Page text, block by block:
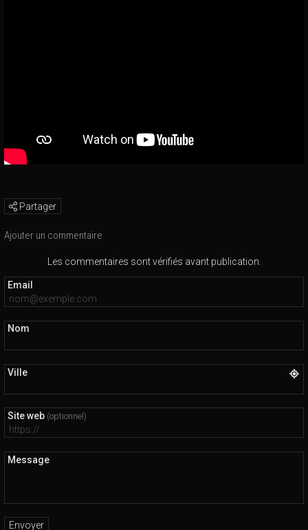
Partager
Ajouter un commentaire
Les commentaires sont vérifiés avant publication.
Email
Nom
Ville
Site web (optionnel)
Message